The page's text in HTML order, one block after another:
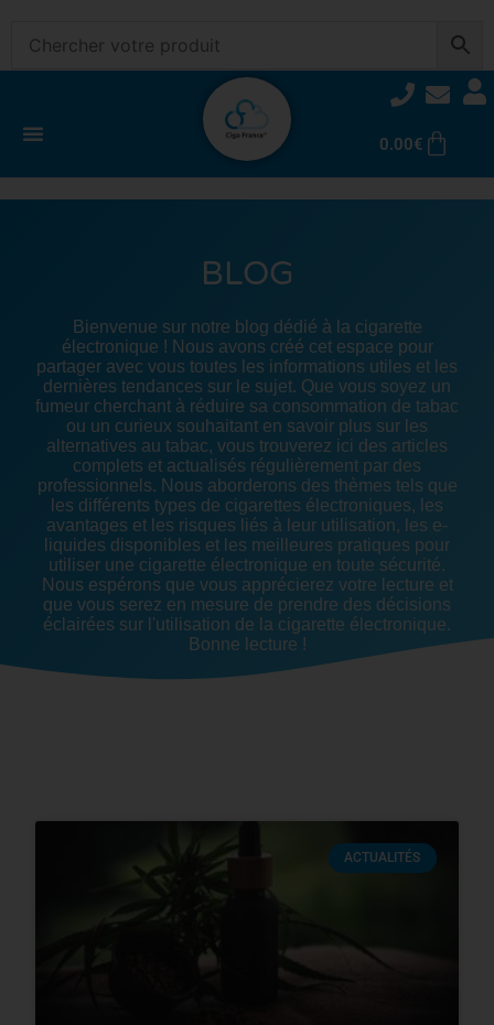
0.00€
BLOG
Bienvenue sur notre blog dédié à la cigarette
électronique ! Nous avons créé cet espace pour
partager avec vous toutes les informations utiles et les
dernières tendances sur le sujet. Que vous soyez un
fumeur cherchant à réduire sa consommation de tabac
ou un curieux souhaitant en savoir plus sur les
alternatives au tabac, vous trouverez ici des articles
complets et actualisés régulièrement par des
professionnels. Nous aborderons des thèmes tels que
les différents types de cigarettes électroniques, les
avantages et les risques liés à leur utilisation, les e-
liquides disponibles et les meilleures pratiques pour
utiliser une cigarette électronique en toute sécurité.
Nous espérons que vous apprécierez votre lecture et
que vous serez en mesure de prendre des décisions
éclairées sur l'utilisation de la cigarette électronique.
Bonne lecture !
ACTUALITÉS